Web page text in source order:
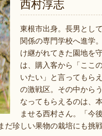
西村淳志
東根市出身。長男とし
関係の専門学校へ進学
け継がれてきた園地を
は、購入客から「ここ
いたい」と言ってもら
の激戦区。その中から
なってもらえるのは、
ませる西村さん。「今
だ珍しい果物の栽培にも挑
」。あえて大玉で
味しさや食感を重
」にこだわって
ます。「陽夏妃」
白桃」など、その
品種をお届けしま
ー」。色
組み合わ
もこだわ
た瞬間に
は、大切
最適。